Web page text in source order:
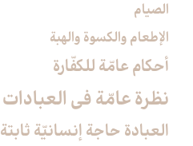
الصيام
الإطعام والكسوة والهبة
أحكام عامّة للكفّارة
نظرة عامّة في العبادات‏
العبادة حاجة إنسانيّة ثابتة